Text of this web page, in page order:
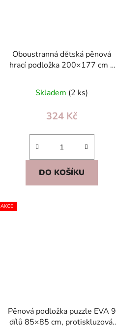
Oboustranná dětská pěnová
hrací podložka 200×177 cm –
Skladem (2 ks)
324 Kč
DO KOŠÍKU
AKCE
Pěnová podložka puzzle EVA 9
dílů 85×85 cm, protiskluzová,